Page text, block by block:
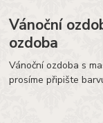
Vánoční
ozdoba
Vánoční ozdoba s
prosíme připište